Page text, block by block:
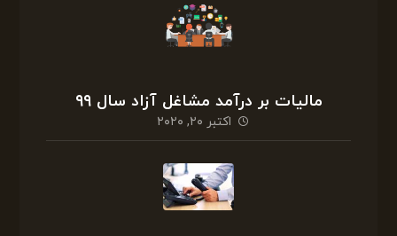
مالیات بر درآمد مشاغل آزاد سال ۹۹
اکتبر ۲۰, ۲۰۲۰